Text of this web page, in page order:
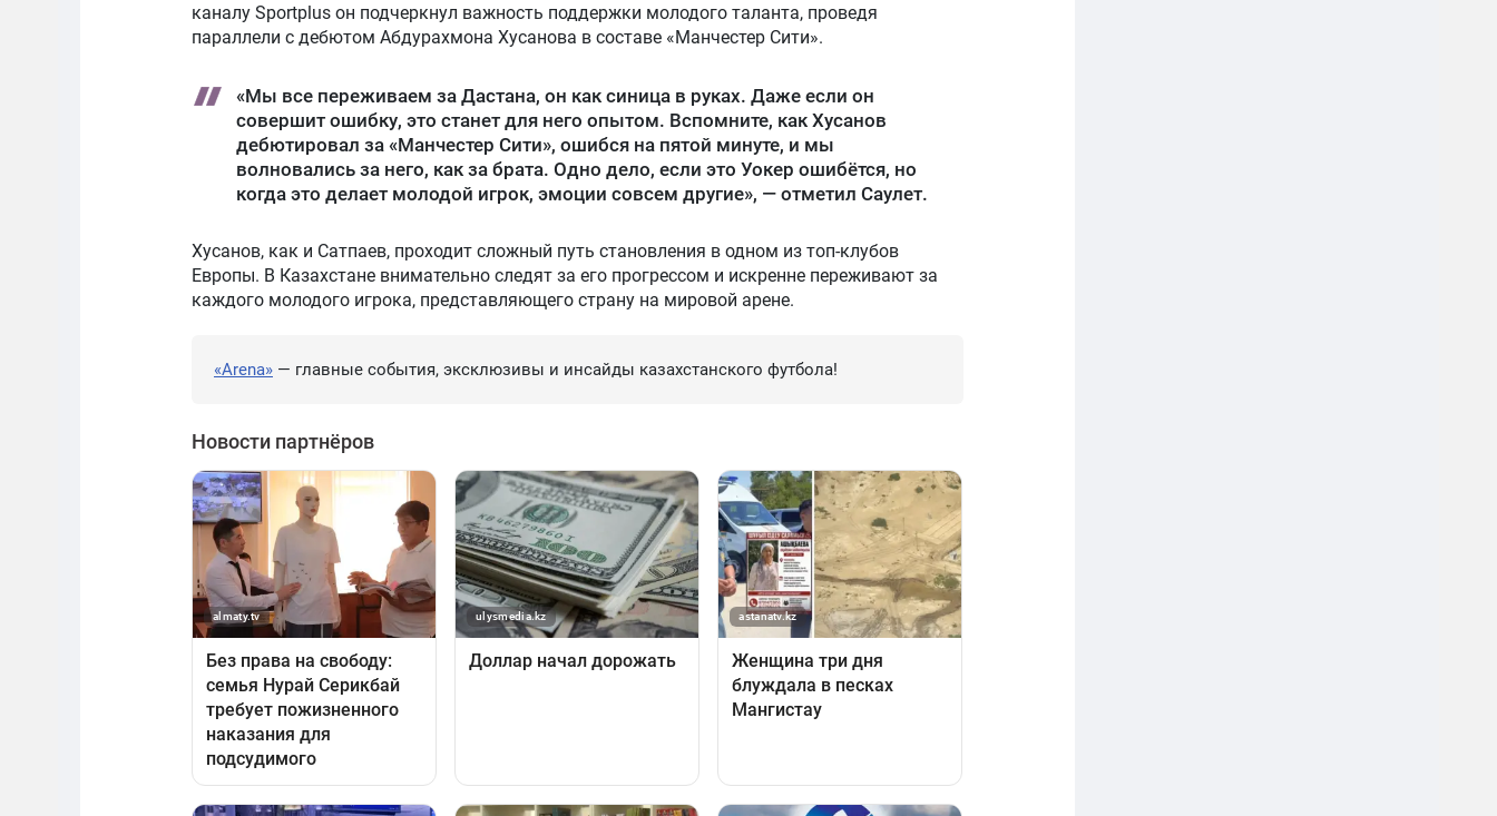
каналу Sportplus он подчеркнул важность поддержки молодого таланта, проведя
параллели с дебютом Абдурахмона Хусанова в составе «Манчестер Сити».
«Мы все переживаем за Дастана, он как синица в руках. Даже если он
совершит ошибку, это станет для него опытом. Вспомните, как Хусанов
дебютировал за «Манчестер Сити», ошибся на пятой минуте, и мы
волновались за него, как за брата. Одно дело, если это Уокер ошибётся, но
когда это делает молодой игрок, эмоции совсем другие», — отметил Саулет.
Хусанов, как и Сатпаев, проходит сложный путь становления в одном из топ-клубов
Европы. В Казахстане внимательно следят за его прогрессом и искренне переживают за
каждого молодого игрока, представляющего страну на мировой арене.
«Arena» — главные события, эксклюзивы и инсайды казахстанского футбола!